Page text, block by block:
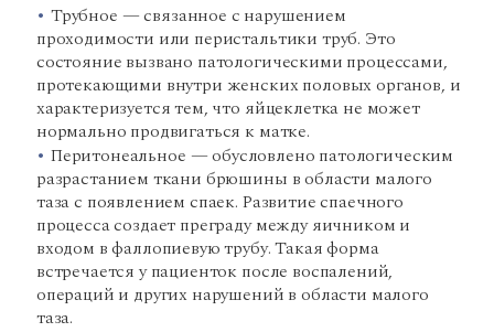
Трубное — связанное с нарушением
проходимости или перистальтики труб. Это
состояние вызвано патологическими процессами,
протекающими внутри женских половых органов, и
характеризуется тем, что яйцеклетка не может
нормально продвигаться к матке.
Перитонеальное — обусловлено патологическим
разрастанием ткани брюшины в области малого
таза с появлением спаек. Развитие спаечного
процесса создает преграду между яичником и
входом в фаллопиевую трубу. Такая форма
встречается у пациенток после воспалений,
операций и других нарушений в области малого
таза.